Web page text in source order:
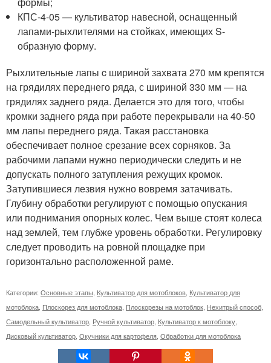
КПС-4-05 — культиватор навесной, оснащенный
лапами-рыхлителями на стойках, имеющих S-
образную форму.
Рыхлительные лапы c шириной захвата 270 мм крепятся
на грядилях переднего ряда, с шириной 330 мм — на
грядилях заднего ряда. Делается это для того, чтобы
кромки заднего ряда при работе перекрывали на 40-50
мм лапы переднего ряда. Такая расстановка
обеспечивает полное срезание всех сорняков. За
рабочими лапами нужно периодически следить и не
допускать полного затупления режущих кромок.
Затупившиеся лезвия нужно вовремя затачивать.
Глубину обработки регулируют с помощью опускания
или поднимания опорных колес. Чем выше стоят колеса
над землей, тем глубже уровень обработки. Регулировку
следует проводить на ровной площадке при
горизонтально расположенной раме.
Категории: Основные этапы Культиватор для мотоблоков Культиватор для
мотоблока Плоскорез для мотоблока Плоскорезы на мотоблок Нехитрый способ
Самодельный культиватор Ручной культиватор Культиватор к мотоблоку
Дисковый культиватор Окучники для картофеля Обработки для мотоблока